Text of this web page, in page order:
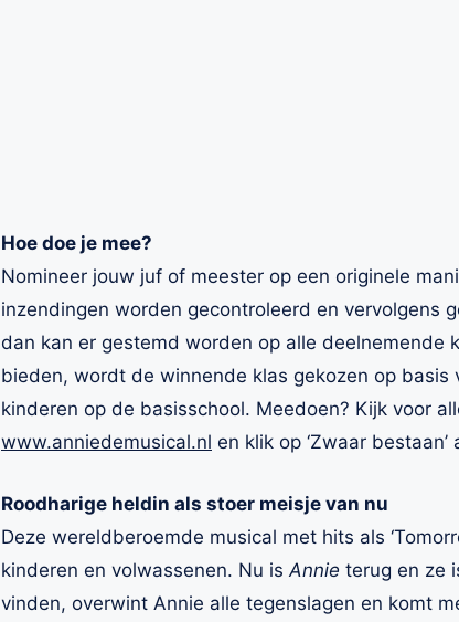
Hoe doe je mee?
Nomineer jouw juf of meester op een originele
inzendingen worden gecontroleerd en vervolgens
dan kan er gestemd worden op alle deelnemende
bieden, wordt de winnende klas gekozen op
kinderen op de basisschool. Meedoen? Kijk voor
www.anniedemusical.nl en klik op ‘Zwaar bestaan’
Roodharige heldin als stoer meisje van nu
Deze wereldberoemde musical met hits als
kinderen en volwassenen. Nu is Annie terug en ze
vinden, overwint Annie alle tegenslagen en komt